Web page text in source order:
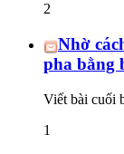
2
Nhờ
pha bằng
Viết bài cuối
1